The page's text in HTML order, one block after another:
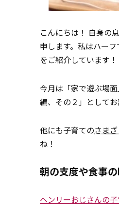
こんにちは！ 自身の
申します。私はハー
をご紹介しています！
今月は「家で遊ぶ場
編、その２」として
他にも子育てのさま
ね！
朝の支度や食事
ヘンリーおじさんの